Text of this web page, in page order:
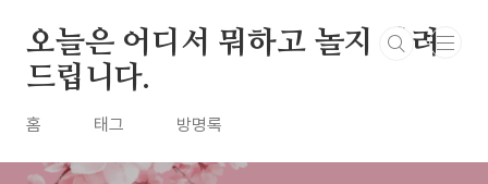
오늘은 어디서 뭐하고 놀지 알려
드립니다.
홈 태그 방명록